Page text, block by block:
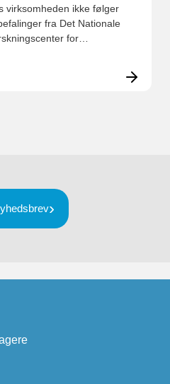
virksomheden ikke følger
fra Det Nationale
for